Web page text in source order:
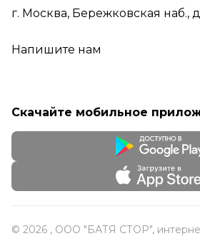
г. Москва, Бережковская наб.,
Напишите нам
Скачайте мобильное
© 2026 , ООО "БАТЯ СТОР",